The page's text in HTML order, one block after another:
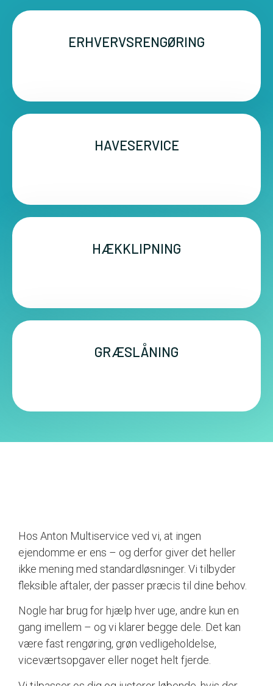
ERHVERVSRENGØRING
HAVESERVICE
HÆKKLIPNING
GRÆSLÅNING
Hos Anton Multiservice ved vi, at ingen
ejendomme er ens – og derfor giver det heller
ikke mening med standardløsninger. Vi tilbyder
fleksible aftaler, der passer præcis til dine behov.
Nogle har brug for hjælp hver uge, andre kun en
gang imellem – og vi klarer begge dele. Det kan
være fast rengøring, grøn vedligeholdelse,
viceværtsopgaver eller noget helt fjerde.